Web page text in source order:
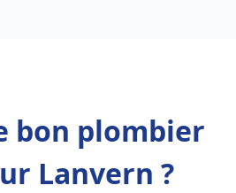
bon plombier
Lanvern ?